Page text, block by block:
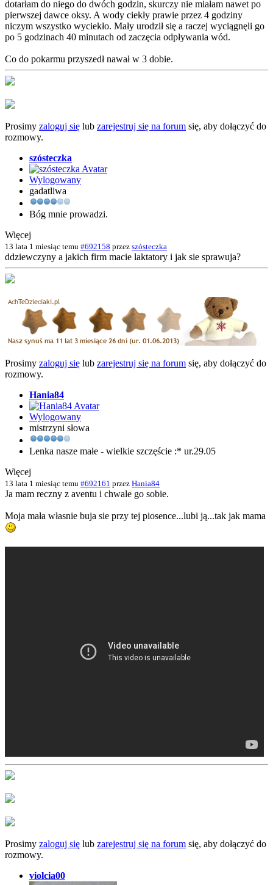
dotarłam do niego do dwóch godzin, skurczy nie miałam nawet po
pierwszej dawce oksy. A wody ciekły prawie przez 4 godziny
niczym wszystko wyciekło. Mały urodził się a raczej wyciągnęli go
po 5 godzinach 40 minutach od zaczęcia odpływania wód.
Co do pokarmu przyszedł nawał w 3 dobie.
Prosimy zaloguj się lub zarejestruj się na forum się, aby dołączyć do
rozmowy.
szósteczka
Wylogowany
gadatliwa
Bóg mnie prowadzi.
Więcej
13 lata 1 miesiąc temu #692158 przez szósteczka
ddziewczyny a jakich firm macie laktatory i jak sie sprawuja?
Prosimy zaloguj się lub zarejestruj się na forum się, aby dołączyć do
rozmowy.
Hania84
Wylogowany
mistrzyni słowa
Lenka nasze małe - wielkie szczęście :* ur.29.05
Więcej
13 lata 1 miesiąc temu #692161 przez Hania84
Ja mam reczny z aventu i chwale go sobie.
Moja mała własnie buja sie przy tej piosence...lubi ją...tak jak mama
Prosimy zaloguj się lub zarejestruj się na forum się, aby dołączyć do
rozmowy.
violcia00